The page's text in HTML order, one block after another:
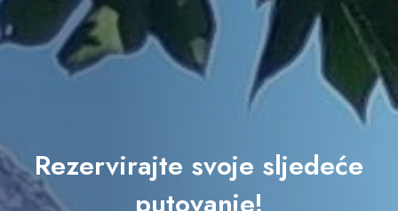
Rezervirajte svoje sljedeće
putovanje!